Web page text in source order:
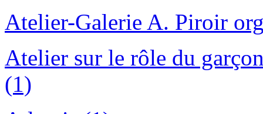
Atelier-Galerie A. Piroir
Atelier sur le rôle du
(1)